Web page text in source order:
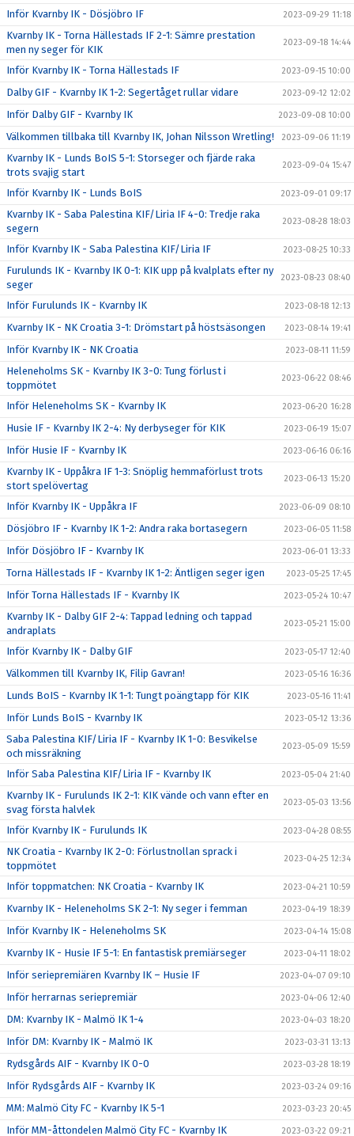
Inför Kvarnby IK - Dösjöbro IF 2023-09-29 11:18
Kvarnby IK - Torna Hällestads IF 2-1: Sämre prestation
men ny seger för KIK
2023-09-18 14:44
Inför Kvarnby IK - Torna Hällestads IF 2023-09-15 10:00
Dalby GIF - Kvarnby IK 1-2: Segertåget rullar vidare 2023-09-12 12:02
Inför Dalby GIF - Kvarnby IK 2023-09-08 10:00
Välkommen tillbaka till Kvarnby IK, Johan Nilsson Wretling! 2023-09-06 11:19
Kvarnby IK - Lunds BoIS 5-1: Storseger och fjärde raka
trots svajig start
2023-09-04 15:47
Inför Kvarnby IK - Lunds BoIS 2023-09-01 09:17
Kvarnby IK - Saba Palestina KIF/Liria IF 4-0: Tredje raka
segern
2023-08-28 18:03
Inför Kvarnby IK - Saba Palestina KIF/Liria IF 2023-08-25 10:33
Furulunds IK - Kvarnby IK 0-1: KIK upp på kvalplats efter ny
seger
2023-08-23 08:40
Inför Furulunds IK - Kvarnby IK 2023-08-18 12:13
Kvarnby IK - NK Croatia 3-1: Drömstart på höstsäsongen 2023-08-14 19:41
Inför Kvarnby IK - NK Croatia 2023-08-11 11:59
Heleneholms SK - Kvarnby IK 3-0: Tung förlust i
toppmötet
2023-06-22 08:46
Inför Heleneholms SK - Kvarnby IK 2023-06-20 16:28
Husie IF - Kvarnby IK 2-4: Ny derbyseger för KIK 2023-06-19 15:07
Inför Husie IF - Kvarnby IK 2023-06-16 06:16
Kvarnby IK - Uppåkra IF 1-3: Snöplig hemmaförlust trots
stort spelövertag
2023-06-13 15:20
Inför Kvarnby IK - Uppåkra IF 2023-06-09 08:10
Dösjöbro IF - Kvarnby IK 1-2: Andra raka bortasegern 2023-06-05 11:58
Inför Dösjöbro IF - Kvarnby IK 2023-06-01 13:33
Torna Hällestads IF - Kvarnby IK 1-2: Äntligen seger igen 2023-05-25 17:45
Inför Torna Hällestads IF - Kvarnby IK 2023-05-24 10:47
Kvarnby IK - Dalby GIF 2-4: Tappad ledning och tappad
andraplats
2023-05-21 15:00
Inför Kvarnby IK - Dalby GIF 2023-05-17 12:40
Välkommen till Kvarnby IK, Filip Gavran! 2023-05-16 16:36
Lunds BoIS - Kvarnby IK 1-1: Tungt poängtapp för KIK 2023-05-16 11:41
Inför Lunds BoIS - Kvarnby IK 2023-05-12 13:36
Saba Palestina KIF/Liria IF - Kvarnby IK 1-0: Besvikelse
och missräkning
2023-05-09 15:59
Inför Saba Palestina KIF/Liria IF - Kvarnby IK 2023-05-04 21:40
Kvarnby IK - Furulunds IK 2-1: KIK vände och vann efter en
svag första halvlek
2023-05-03 13:56
Inför Kvarnby IK - Furulunds IK 2023-04-28 08:55
NK Croatia - Kvarnby IK 2-0: Förlustnollan sprack i
toppmötet
2023-04-25 12:34
Inför toppmatchen: NK Croatia - Kvarnby IK 2023-04-21 10:59
Kvarnby IK - Heleneholms SK 2-1: Ny seger i femman 2023-04-19 18:39
Inför Kvarnby IK - Heleneholms SK 2023-04-14 15:08
Kvarnby IK - Husie IF 5-1: En fantastisk premiärseger 2023-04-11 18:02
Inför seriepremiären Kvarnby IK – Husie IF 2023-04-07 09:10
Inför herrarnas seriepremiär 2023-04-06 12:40
DM: Kvarnby IK - Malmö IK 1-4 2023-04-03 18:20
Inför DM: Kvarnby IK - Malmö IK 2023-03-31 13:13
Rydsgårds AIF - Kvarnby IK 0-0 2023-03-28 18:19
Inför Rydsgårds AIF - Kvarnby IK 2023-03-24 09:16
MM: Malmö City FC - Kvarnby IK 5-1 2023-03-23 20:45
Inför MM-åttondelen Malmö City FC - Kvarnby IK 2023-03-22 09:21